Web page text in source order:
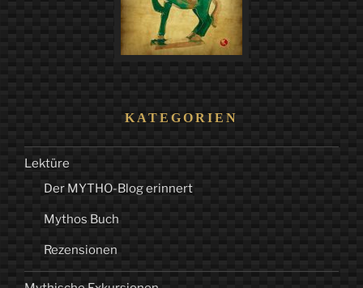
denken.““
KATEGORIEN
Lektüre
Der MYTHO-Blog erinnert
Mythos Buch
Rezensionen